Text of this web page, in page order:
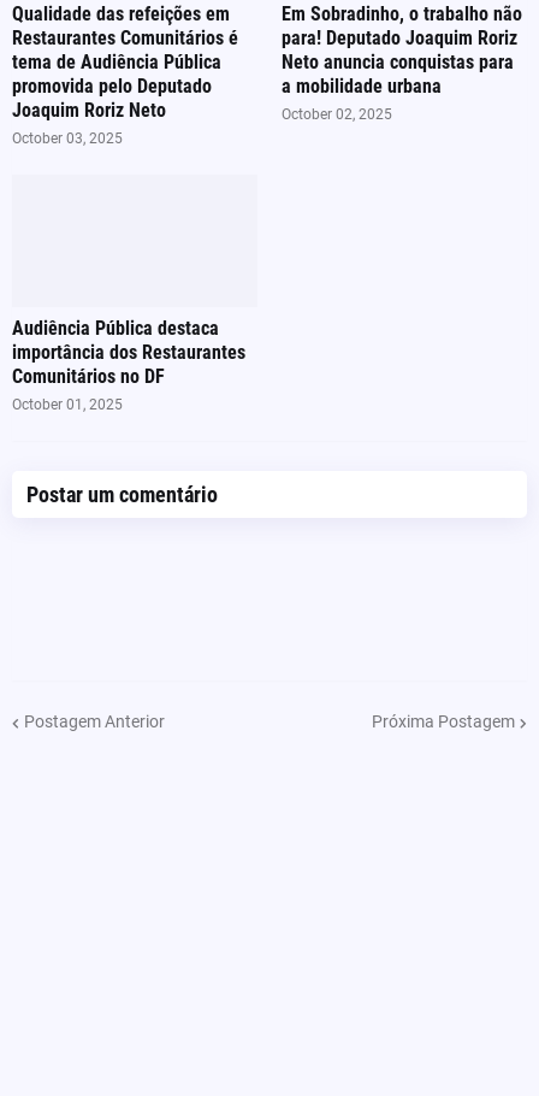
Qualidade das refeições em
Restaurantes Comunitários é
tema de Audiência Pública
promovida pelo Deputado
Joaquim Roriz Neto
October 03, 2025
Em Sobradinho, o trabalho não
para! Deputado Joaquim Roriz
Neto anuncia conquistas para
a mobilidade urbana
October 02, 2025
Audiência Pública destaca
importância dos Restaurantes
Comunitários no DF
October 01, 2025
Postar um comentário
Postagem Anterior Próxima Postagem